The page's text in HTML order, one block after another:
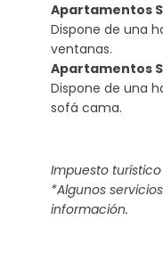
Apartamentos
Dispone de una
ventanas.
Apartamentos
Dispone de una
sofá cama.
Impuesto
*Algunos
información.